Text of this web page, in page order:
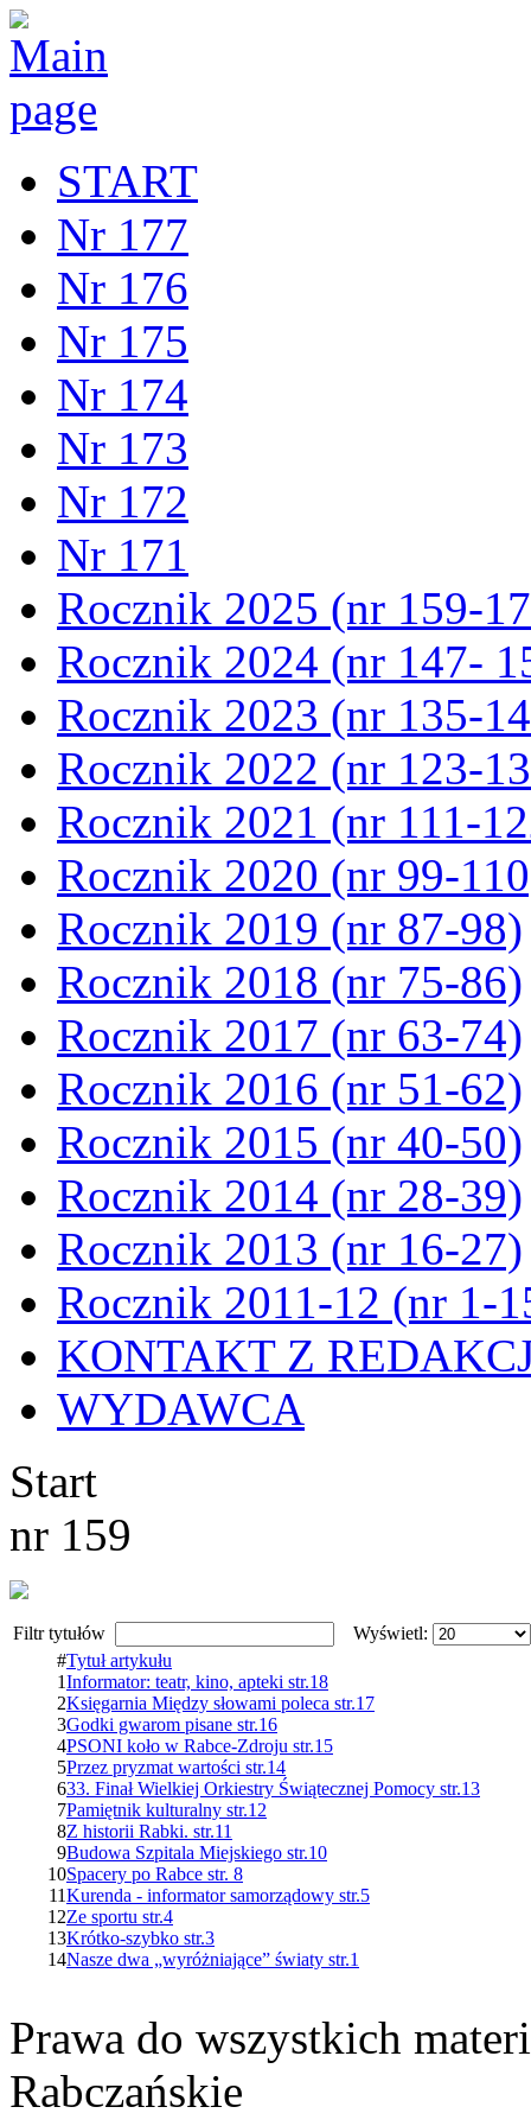
START
Nr 177
Nr 176
Nr 175
Nr 174
Nr 173
Nr 172
Nr 171
Rocznik 2025 (nr 159-
Rocznik 2024 (nr 147-
Rocznik 2023 (nr 135-
Rocznik 2022 (nr 123-
Rocznik 2021 (nr 111-
Rocznik 2020 (nr 99-
Rocznik 2019 (nr 87-98)
Rocznik 2018 (nr 75-86)
Rocznik 2017 (nr 63-74)
Rocznik 2016 (nr 51-62)
Rocznik 2015 (nr 40-50)
Rocznik 2014 (nr 28-39)
Rocznik 2013 (nr 16-27)
Rocznik 2011-12 (nr 1-
KONTAKT Z
WYDAWCA
Start
nr 159
Filtr tytułów
Wyświetl:
#Tytuł artykułu
1Informator: teatr, kino, apteki str.18
2Księgarnia Między słowami poleca str.17
3Godki gwarom pisane str.16
4PSONI koło w Rabce-Zdroju str.15
5Przez pryzmat wartości str.14
633. Finał Wielkiej Orkiestry Świątecznej Pomocy str.13
7Pamiętnik kulturalny str.12
8Z historii Rabki. str.11
9Budowa Szpitala Miejskiego str.10
10Spacery po Rabce str. 8
11Kurenda - informator samorządowy str.5
12Ze sportu str.4
13Krótko-szybko str.3
14Nasze dwa „wyróżniające” światy str.1
Prawa do wszystkich
Rabczańskie